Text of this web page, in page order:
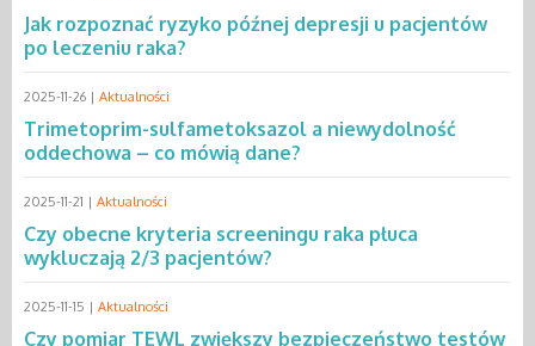
Jak rozpoznać ryzyko późnej depresji u pacjentów
po leczeniu raka?
2025-11-26 | Aktualności
Trimetoprim-sulfametoksazol a niewydolność
oddechowa – co mówią dane?
2025-11-21 | Aktualności
Czy obecne kryteria screeningu raka płuca
wykluczają 2/3 pacjentów?
2025-11-15 | Aktualności
Czy pomiar TEWL zwiększy bezpieczeństwo testów